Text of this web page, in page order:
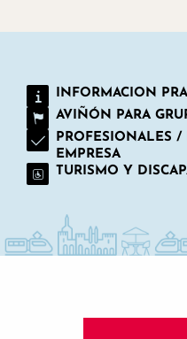
INFORMACION
AVIÑÓN PARA
PROFESIONALES /
EMPRESA
TURISMO Y